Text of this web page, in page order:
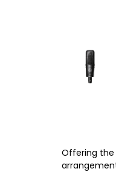
Offering the